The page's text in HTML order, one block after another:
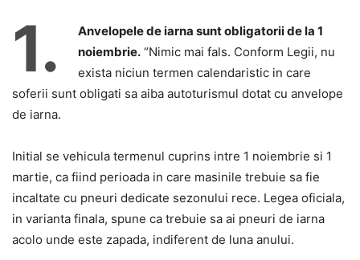
1.
Anvelopele de iarna sunt obligatorii de la 1
noiembrie. “Nimic mai fals. Conform Legii, nu
exista niciun termen calendaristic in care
soferii sunt obligati sa aiba autoturismul dotat cu anvelope
de iarna.
Initial se vehicula termenul cuprins intre 1 noiembrie si 1
martie, ca fiind perioada in care masinile trebuie sa fie
incaltate cu pneuri dedicate sezonului rece. Legea oficiala,
in varianta finala, spune ca trebuie sa ai pneuri de iarna
acolo unde este zapada, indiferent de luna anului.